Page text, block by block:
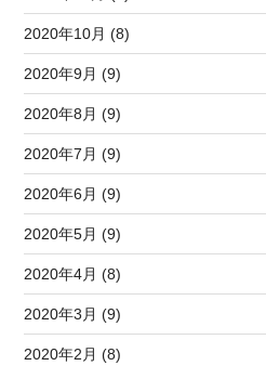
2020年10月 (8)
2020年9月 (9)
2020年8月 (9)
2020年7月 (9)
2020年6月 (9)
2020年5月 (9)
2020年4月 (8)
2020年3月 (9)
2020年2月 (8)